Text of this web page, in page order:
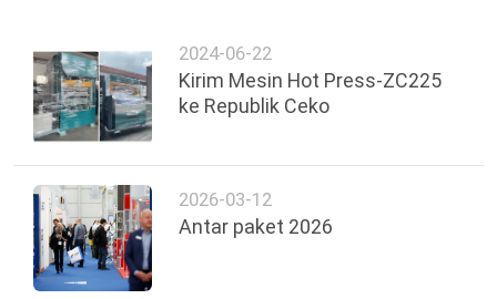
2024-06-22
Kirim Mesin Hot Press-ZC225
ke Republik Ceko
2026-03-12
Antar paket 2026